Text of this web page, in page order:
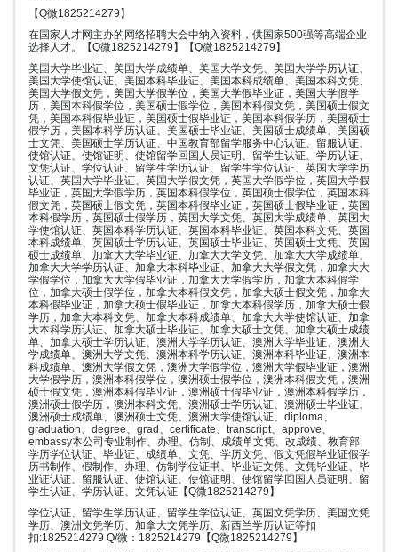
【Q微1825214279】
在国家人才网主办的网络招聘大会中纳入资料，供国家500强等高端企业
选择人才。【Q微1825214279】【Q微1825214279】
美国大学毕业证、美国大学成绩单、美国大学文凭、美国大学学历认证、
美国大学使馆认证、美国本科毕业证、美国本科成绩单、美国本科文凭、
美国大学假文凭，美国大学假学位，美国大学假毕业证，美国大学假学
历，美国本科假学位，美国硕士假学位，美国本科假文凭，美国硕士假文
凭，美国本科假毕业证，美国硕士假毕业证，美国本科假学历，美国硕士
假学历，美国本科学历认证、美国硕士毕业证、美国硕士成绩单、美国硕
士文凭、美国硕士学历认证、中国教育部留学服务中心认证、留服认证、
使馆认证、使馆证明、使馆留学回国人员证明、留学生认证、学历认证、
文凭认证、学位认证、留学生学历认证、留学生学位认证、英国大学学历
认证、英国大学毕业证、英国大学假文凭，英国大学假学位，英国大学假
毕业证，英国大学假学历，英国本科假学位，英国硕士假学位，英国本科
假文凭，英国硕士假文凭，英国本科假毕业证，英国硕士假毕业证，英国
本科假学历，英国硕士假学历，英国大学文凭、英国大学成绩单、英国大
学使馆认证、英国本科学历认证、英国本科毕业证、英国本科文凭、英国
本科成绩单、英国硕士学历认证、英国硕士毕业证、英国硕士文凭、英国
硕士成绩单、加拿大大学毕业证、加拿大大学文凭、加拿大大学成绩单、
加拿大大学学历认证、加拿大本科毕业证、加拿大大学假文凭，加拿大大
学假学位，加拿大大学假毕业证，加拿大大学假学历，加拿大本科假学
位，加拿大硕士假学位，加拿大本科假文凭，加拿大硕士假文凭，加拿大
本科假毕业证，加拿大硕士假毕业证，加拿大本科假学历，加拿大硕士假
学历，加拿大本科文凭、加拿大本科成绩单、加拿大大学使馆认证、加拿
大本科学历认证、加拿大硕士毕业证、加拿大硕士文凭、加拿大硕士成绩
单、加拿大硕士学历认证、澳洲大学学历认证、澳洲大学毕业证、澳洲大
学成绩单、澳洲大学文凭、澳洲本科学历认证、澳洲本科毕业证、澳洲本
科成绩单、澳洲大学假文凭，澳洲大学假学位，澳洲大学假毕业证，澳洲
大学假学历，澳洲本科假学位，澳洲硕士假学位，澳洲本科假文凭，澳洲
硕士假文凭，澳洲本科假毕业证，澳洲硕士假毕业证，澳洲本科假学历，
澳洲硕士假学历，澳洲本科文凭、澳洲硕士学历认证、澳洲硕士毕业证、
澳洲硕士成绩单、澳洲硕士文凭、澳洲大学使馆认证、diploma、
graduation、degree、grad、certificate、transcript、approve、
embassy本公司专业制作、办理、仿制、成绩单文凭、改成绩、教育部
学历学位认证、毕业证、成绩单、文凭、学历文凭、假文凭假毕业证假学
历书制作、假制作、办理、仿制学位证书、毕业证文凭、文凭毕业证、毕
业证认证、留服认证、使馆认证、使馆证明、使馆留学回国人员证明、留
学生认证、学历认证、文凭认证【Q微1825214279】
学位认证、留学生学历认证、留学生学位认证、英国文凭学历、美国文凭
学历、澳洲文凭学历、加拿大文凭学历、新西兰学历认证等扣
扣:1825214279 Q/微：1825214279【Q微1825214279】